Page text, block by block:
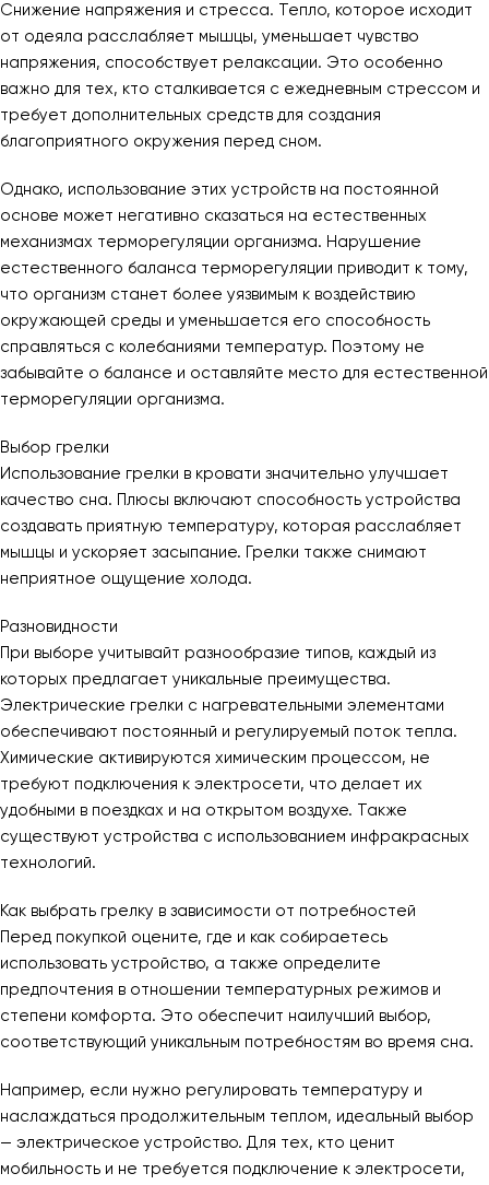
Снижение напряжения и стресса. Тепло, которое исходит
от одеяла расслабляет мышцы, уменьшает чувство
напряжения, способствует релаксации. Это особенно
важно для тех, кто сталкивается с ежедневным стрессом и
требует дополнительных средств для создания
благоприятного окружения перед сном.
Однако, использование этих устройств на постоянной
основе может негативно сказаться на естественных
механизмах терморегуляции организма. Нарушение
естественного баланса терморегуляции приводит к тому,
что организм станет более уязвимым к воздействию
окружающей среды и уменьшается его способность
справляться с колебаниями температур. Поэтому не
забывайте о балансе и оставляйте место для естественной
терморегуляции организма.
Выбор грелки
Использование грелки в кровати значительно улучшает
качество сна. Плюсы включают способность устройства
создавать приятную температуру, которая расслабляет
мышцы и ускоряет засыпание. Грелки также снимают
неприятное ощущение холода.
Разновидности
При выборе учитывайт разнообразие типов, каждый из
которых предлагает уникальные преимущества.
Электрические грелки с нагревательными элементами
обеспечивают постоянный и регулируемый поток тепла.
Химические активируются химическим процессом, не
требуют подключения к электросети, что делает их
удобными в поездках и на открытом воздухе. Также
существуют устройства с использованием инфракрасных
технологий.
Как выбрать грелку в зависимости от потребностей
Перед покупкой оцените, где и как собираетесь
использовать устройство, а также определите
предпочтения в отношении температурных режимов и
степени комфорта. Это обеспечит наилучший выбор,
соответствующий уникальным потребностям во время сна.
Например, если нужно регулировать температуру и
наслаждаться продолжительным теплом, идеальный выбор
— электрическое устройство. Для тех, кто ценит
мобильность и не требуется подключение к электросети,